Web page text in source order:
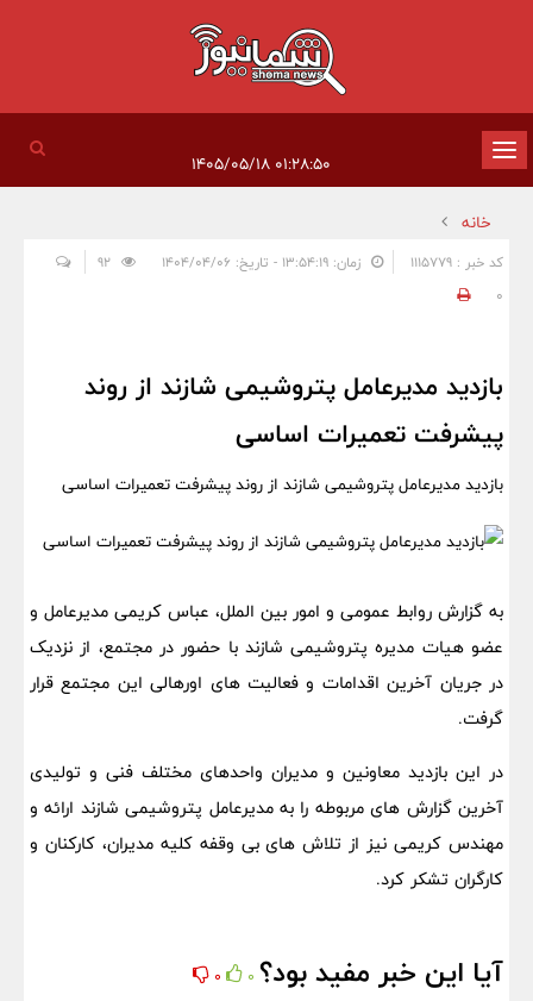
تغییر
وضعیت
ناوبری
خانه
کد خبر : 1115779 زمان: ۱۳:۵۴:۱۹ - تاریخ: ۱۴۰۴/۰۴/۰۶
0
بازدید مدیرعامل پتروشیمی شازند از روند
پیشرفت تعمیرات اساسی
بازدید مدیرعامل پتروشیمی شازند از روند پیشرفت تعمیرات اساسی
به گزارش روابط عمومی و امور بین الملل، عباس کریمی مدیرعامل و
عضو هیات مدیره پتروشیمی شازند با حضور در مجتمع، از نزدیک
در جریان آخرین اقدامات و فعالیت های اورهالی این مجتمع قرار
گرفت.
در این بازدید معاونین و مدیران واحدهای مختلف فنی و تولیدی
آخرین گزارش های مربوطه را به مدیرعامل پتروشیمی شازند ارائه و
مهندس کریمی نیز از تلاش های بی وقفه کلیه مدیران، کارکنان و
کارگران تشکر کرد.
آیا این خبر مفید بود؟ 0
0